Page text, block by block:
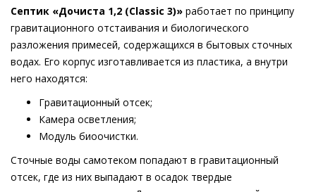
Септик «Дочиста 1,2 (Classic 3)» работает по принципу
гравитационного отстаивания и биологического
разложения примесей, содержащихся в бытовых сточных
водах. Его корпус изготавливается из пластика, а внутри
него находятся:
Гравитационный отсек;
Камера осветления;
Модуль биоочистки.
Сточные воды самотеком попадают в гравитационный
отсек, где из них выпадают в осадок твердые